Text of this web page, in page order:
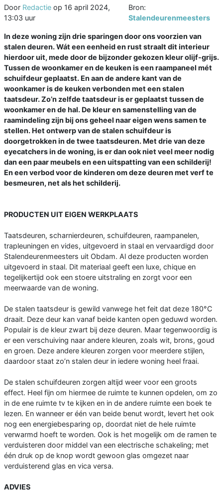
Door Redactie op 16 april 2024,
13:03 uur
Bron:
Stalendeurenmeesters
In deze woning zijn drie sparingen door ons voorzien van
stalen deuren. Wát een eenheid en rust straalt dit interieur
hierdoor uit, mede door de bijzonder gekozen kleur olijf-grijs.
Tussen de woonkamer en de keuken is een raampaneel mét
schuifdeur geplaatst. En aan de andere kant van de
woonkamer is de keuken verbonden met een stalen
taatsdeur. Zo’n zelfde taatsdeur is er geplaatst tussen de
woonkamer en de hal. De kleur en samenstelling van de
raamindeling zijn bij ons geheel naar eigen wens samen te
stellen. Het ontwerp van de stalen schuifdeur is
doorgetrokken in de twee taatsdeuren. Met drie van deze
eyecatchers in de woning, is er dan ook niet veel meer nodig
dan een paar meubels en een uitspatting van een schilderij!
En een verbod voor de kinderen om deze deuren met verf te
besmeuren, net als het schilderij.
PRODUCTEN UIT EIGEN WERKPLAATS
Taatsdeuren, scharnierdeuren, schuifdeuren, raampanelen,
trapleuningen en vides, uitgevoerd in staal en vervaardigd door
Stalendeurenmeesters uit Obdam. Al deze producten worden
uitgevoerd in staal. Dit materiaal geeft een luxe, chique en
tegelijkertijd ook een stoere uitstraling en zorgt voor een
meerwaarde van de woning.
De stalen taatsdeur is gewild vanwege het feit dat deze 180°C
draait. Deze deur kan vanaf beide kanten open geduwd worden.
Populair is de kleur zwart bij deze deuren. Maar tegenwoordig is
er een verschuiving naar andere kleuren, zoals wit, brons, goud
en groen. Deze andere kleuren zorgen voor meerdere stijlen,
daardoor staat zo’n stalen deur in iedere woning heel fraai.
De stalen schuifdeuren zorgen altijd weer voor een groots
effect. Heel fijn om hiermee de ruimte te kunnen opdelen, om zo
in de ene ruimte tv te kijken en in de andere ruimte een boek te
lezen. En wanneer er één van beide benut wordt, levert het ook
nog een energiebesparing op, doordat niet de hele ruimte
verwarmd hoeft te worden. Ook is het mogelijk om de ramen te
verduisteren door middel van een electrische schakeling; met
één druk op de knop wordt gewoon glas omgezet naar
verduisterend glas en vica versa.
ADVIES